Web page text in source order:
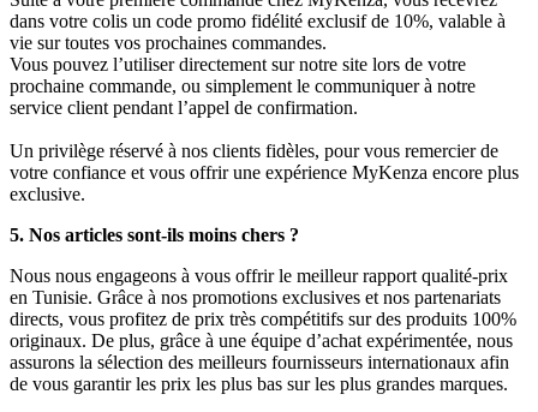
dans votre colis un code promo fidélité exclusif de 10%, valable à
vie sur toutes vos prochaines commandes.
Vous pouvez l’utiliser directement sur notre site lors de votre
prochaine commande, ou simplement le communiquer à notre
service client pendant l’appel de confirmation.
Un privilège réservé à nos clients fidèles, pour vous remercier de
votre confiance et vous offrir une expérience MyKenza encore plus
exclusive.
5. Nos articles sont-ils moins chers ?
Nous nous engageons à vous offrir le meilleur rapport qualité-prix
en Tunisie. Grâce à nos promotions exclusives et nos partenariats
directs, vous profitez de prix très compétitifs sur des produits 100%
originaux. De plus, grâce à une équipe d’achat expérimentée, nous
assurons la sélection des meilleurs fournisseurs internationaux afin
de vous garantir les prix les plus bas sur les plus grandes marques.